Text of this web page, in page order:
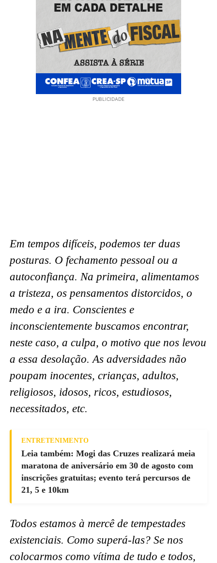
PUBLICIDADE
Em tempos difíceis, podemos ter duas
posturas. O fechamento pessoal ou a
autoconfiança. Na primeira, alimentamos
a tristeza, os pensamentos distorcidos, o
medo e a ira. Conscientes e
inconscientemente buscamos encontrar,
neste caso, a culpa, o motivo que nos levou
a essa desolação. As adversidades não
poupam inocentes, crianças, adultos,
religiosos, idosos, ricos, estudiosos,
necessitados, etc.
ENTRETENIMENTO
Leia também: Mogi das Cruzes realizará meia
maratona de aniversário em 30 de agosto com
inscrições gratuitas; evento terá percursos de
21, 5 e 10km
Todos estamos à mercê de tempestades
existenciais. Como superá-las? Se nos
colocarmos como vítima de tudo e todos,